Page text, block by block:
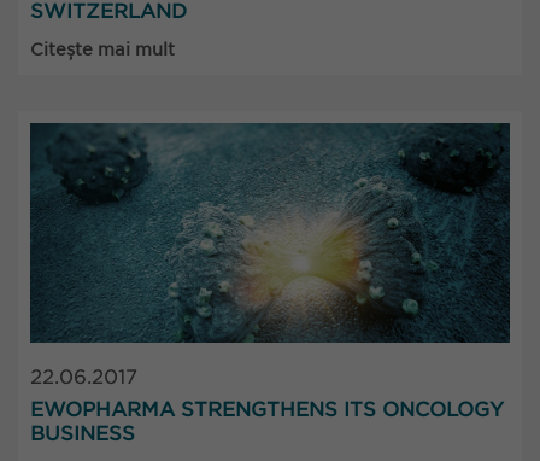
SWITZERLAND
Citește mai mult
22.06.2017
EWOPHARMA STRENGTHENS ITS ONCOLOGY
BUSINESS